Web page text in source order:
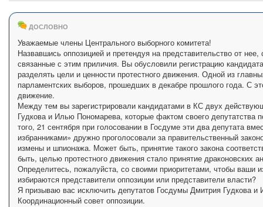
ДОСЛОВНО
Уважаемые члены Центрального выборного комитета!
Назвавшись оппозицией и претендуя на представительство от
связанные с этим приличия. Вы обусловили регистрацию
разделять цели и ценности протестного движения. Одной из
парламентских выборов, прошедших в декабре прошлого года. С
движение.
Между тем вы зарегистрировали кандидатами в КС двух
Гудкова и Илью Пономарева, которые фактом своего депутатства
того, 21 сентября при голосовании в Госдуме эти два депутата
избранниками» дружно проголосовали за правительственный
измены и шпионажа. Может быть, принятие такого закона
быть, целью протестного движения стало принятие драконовских
Определитесь, пожалуйста, со своими приоритетами, чтобы ваши
избираются представители оппозиции или представители власти?
Я призываю вас исключить депутатов Госдумы Дмитрия Гудкова
Координационный совет оппозиции.